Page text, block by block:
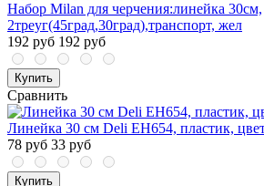
Набор Milan для черчения:линейка 30см,
2треуг(45град,30град),транспорт, жел
192 руб 192 руб
Купить
Сравнить
Линейка 30 см Deli EH654, пластик,
78 руб 33 руб
Купить